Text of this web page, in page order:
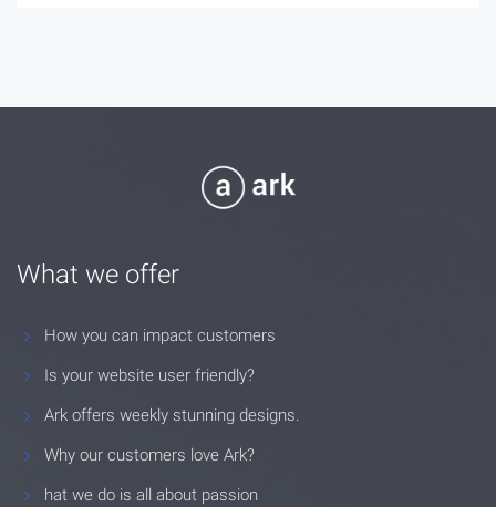
What we offer
How you can impact customers
Is your website user friendly?
Ark offers weekly stunning designs.
Why our customers love Ark?
hat we do is all about passion